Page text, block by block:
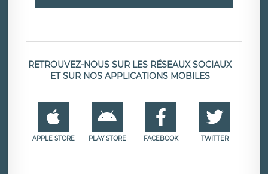
RETROUVEZ-NOUS SUR LES RÉSEAUX SOCIAUX
ET SUR NOS APPLICATIONS MOBILES
APPLE STORE PLAY STORE FACEBOOK TWITTER